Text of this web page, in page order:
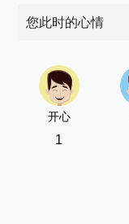
您此时的心情
开心
1